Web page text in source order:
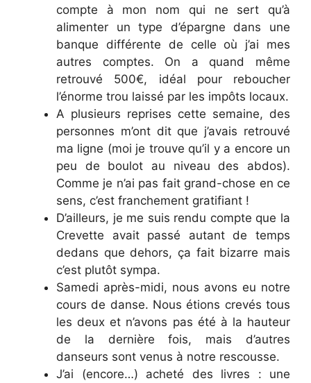
compte à mon nom qui ne sert qu’à
alimenter un type d’épargne dans une
banque différente de celle où j’ai mes
autres comptes. On a quand même
retrouvé 500€, idéal pour reboucher
l’énorme trou laissé par les impôts locaux.
A plusieurs reprises cette semaine, des
personnes m’ont dit que j’avais retrouvé
ma ligne (moi je trouve qu’il y a encore un
peu de boulot au niveau des abdos).
Comme je n’ai pas fait grand-chose en ce
sens, c’est franchement gratifiant !
D’ailleurs, je me suis rendu compte que la
Crevette avait passé autant de temps
dedans que dehors, ça fait bizarre mais
c’est plutôt sympa.
Samedi après-midi, nous avons eu notre
cours de danse. Nous étions crevés tous
les deux et n’avons pas été à la hauteur
de la dernière fois, mais d’autres
danseurs sont venus à notre rescousse.
J’ai (encore…) acheté des livres : une